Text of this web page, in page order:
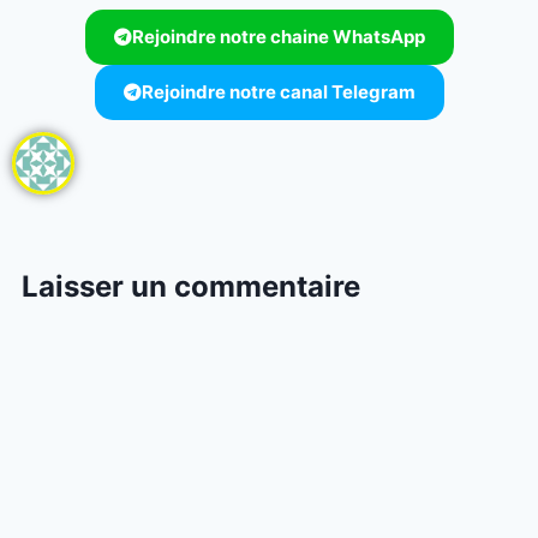
Rejoindre notre chaine WhatsApp
Rejoindre notre canal Telegram
Laisser un commentaire